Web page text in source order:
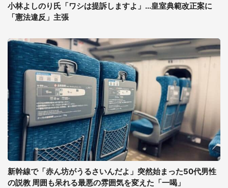
小林よしのり氏「ワシは提訴しますよ」...皇室典範改正案に
「憲法違反」主張
新幹線で「赤ん坊がうるさいんだよ」突然始まった50代男性
の説教 周囲も呆れる最悪の雰囲気を変えた「一喝」